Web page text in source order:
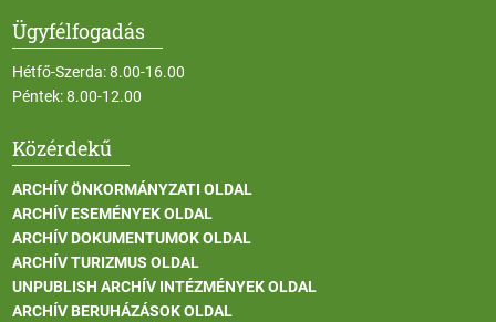
Ügyfélfogadás
Hétfő-Szerda: 8.00-16.00
Péntek: 8.00-12.00
Közérdekű
ARCHÍV ÖNKORMÁNYZATI OLDAL
ARCHÍV ESEMÉNYEK OLDAL
ARCHÍV DOKUMENTUMOK OLDAL
ARCHÍV TURIZMUS OLDAL
UNPUBLISH ARCHÍV INTÉZMÉNYEK OLDAL
ARCHÍV BERUHÁZÁSOK OLDAL